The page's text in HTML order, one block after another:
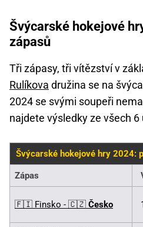
Švýcarské hokejové
zápasů
Tři zápasy, tři vítězství v
Rulíkova družina se na
2024 se svými soupeři
najdete výsledky ze všech 6
Švýcarské hokejové hry 2024:
Zápas
🇫🇮 Finsko - 🇨🇿 Česko